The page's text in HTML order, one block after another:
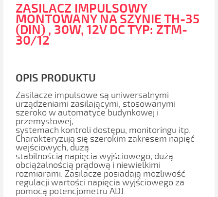
ZASILACZ IMPULSOWY
MONTOWANY NA SZYNIE TH-35
(DIN) , 30W, 12V DC TYP: ZTM-
30/12
OPIS PRODUKTU
Zasilacze impulsowe są uniwersalnymi
urządzeniami zasilającymi, stosowanymi
szeroko w automatyce budynkowej i
przemysłowej,
systemach kontroli dostępu, monitoringu itp.
Charakteryzują się szerokim zakresem napięć
wejściowych, dużą
stabilnością napięcia wyjściowego, dużą
obciążalnością prądową i niewielkimi
rozmiarami. Zasilacze posiadają możliwość
regulacji wartości napięcia wyjściowego za
pomocą potencjometru ADJ.